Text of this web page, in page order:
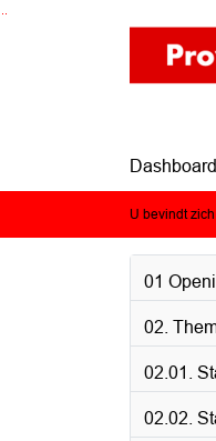
Ga naar de inhoud van
Ga naar het zoeken
Ga naar het menu
Dashboard
U bevindt
01
02.
02.01.
02.02.